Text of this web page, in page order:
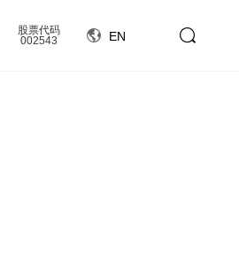
股票代码
002543
EN